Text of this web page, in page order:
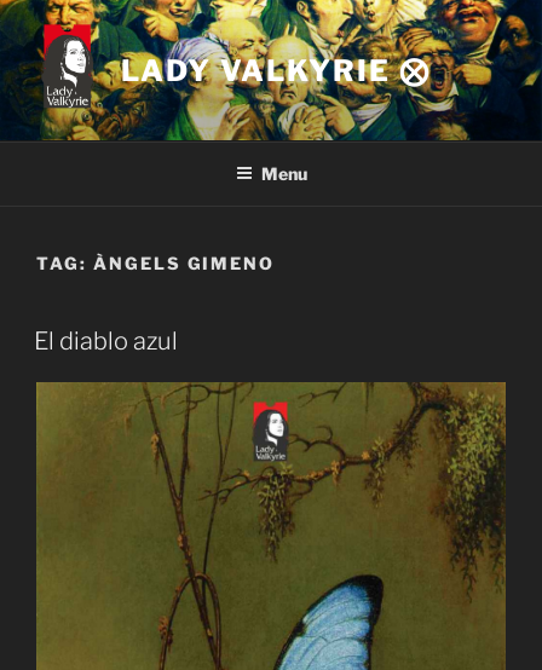
Skip
content
LADY VALKYRIE ⨂
Menu
TAG: ÀNGELS GIMENO
El diablo azul